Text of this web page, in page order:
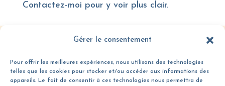
Gérer le consentement
Pour offrir les meilleures expériences, nous utilisons des technologies
telles que les cookies pour stocker et/ou accéder aux informations des
appareils. Le fait de consentir à ces technologies nous permettra de
Contactez-moi pour y voir plus clair.
Mentions légales et politique de confidentialité| Politique de cookies
Conditions Générales de Ventes| ConceptionPillow Studio| Tous droits
réservés © Anne Augeard Entreprise Individuelle